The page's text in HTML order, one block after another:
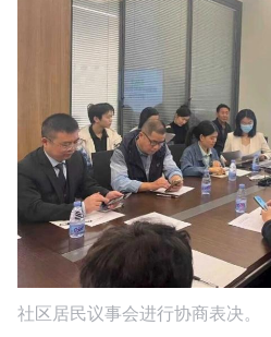
社区居民议事会进行协商表决。